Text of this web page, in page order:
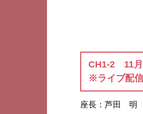
CH1-2 11
※ライブ配
座長： 芦田 明